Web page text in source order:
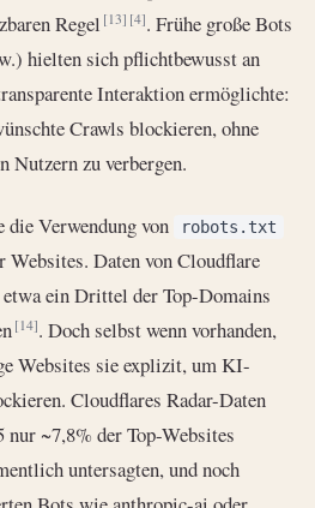
Regel[13] [4]. Frühe große Bots
hielten sich pflichtbewusst an
Interaktion ermöglichte:
Crawls blockieren, ohne
Nutzern zu verbergen.
Verwendung von robots.txt
Websites. Daten von Cloudflare
ein Drittel der Top-Domains
[14]. Doch selbst wenn vorhanden,
Websites sie explizit, um KI-
Cloudflares Radar-Daten
~7,8% der Top-Websites
untersagten, und noch